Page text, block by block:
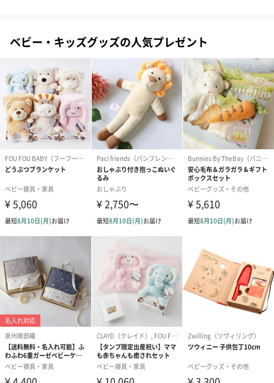
写真付きメッセージカ
ード（680円）
写真付きメッセージカ
ード（Thank you）ピ
ンク（680円）
【誕生日】
Birthday ホワ
刷なし）（
包装紙
包装紙でラッピングを施してお届けいたします。
ゴールド（リッチリボ
ン）（680円）
ピンク（リッチリボ
ン）（680円）
ライトブルー
ザ）（680円）
ベビー・キッズグッズの人気プレゼント